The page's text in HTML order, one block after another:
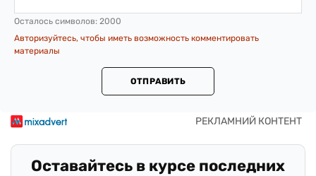
Осталось символов: 2000
Авторизуйтесь, чтобы иметь возможность комментировать
материалы
ОТПРАВИТЬ
Оставайтесь в курсе последних